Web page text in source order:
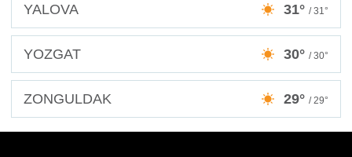
YALOVA 31° / 31°
YOZGAT 30° / 30°
ZONGULDAK 29° / 29°